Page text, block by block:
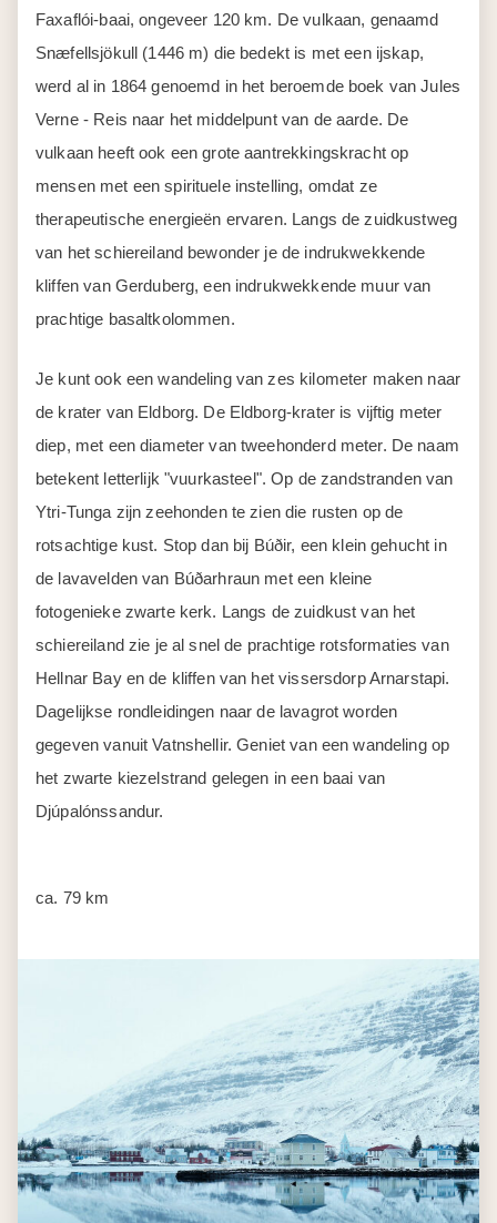
Faxaflói-baai, ongeveer 120 km. De vulkaan, genaamd
Snæfellsjökull (1446 m) die bedekt is met een ijskap,
werd al in 1864 genoemd in het beroemde boek van Jules
Verne - Reis naar het middelpunt van de aarde. De
vulkaan heeft ook een grote aantrekkingskracht op
mensen met een spirituele instelling, omdat ze
therapeutische energieën ervaren. Langs de zuidkustweg
van het schiereiland bewonder je de indrukwekkende
kliffen van Gerduberg, een indrukwekkende muur van
prachtige basaltkolommen.
Je kunt ook een wandeling van zes kilometer maken naar
de krater van Eldborg. De Eldborg-krater is vijftig meter
diep, met een diameter van tweehonderd meter. De naam
betekent letterlijk "vuurkasteel". Op de zandstranden van
Ytri-Tunga zijn zeehonden te zien die rusten op de
rotsachtige kust. Stop dan bij Búðir, een klein gehucht in
de lavavelden van Búðarhraun met een kleine
fotogenieke zwarte kerk. Langs de zuidkust van het
schiereiland zie je al snel de prachtige rotsformaties van
Hellnar Bay en de kliffen van het vissersdorp Arnarstapi.
Dagelijkse rondleidingen naar de lavagrot worden
gegeven vanuit Vatnshellir. Geniet van een wandeling op
het zwarte kiezelstrand gelegen in een baai van
Djúpalónssandur.
ca. 79 km